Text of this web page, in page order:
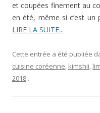
et coupées finement au
en été, même si c’est
LIRE LA SUITE...
Cette entrée a été publiée
cuisine coréenne, kimshii,
2018 .